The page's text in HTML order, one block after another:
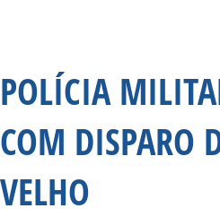
POLÍCIA
COM DISPARO
VELHO